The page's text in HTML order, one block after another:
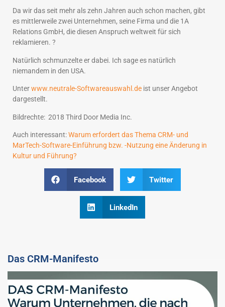
Da wir das seit mehr als zehn Jahren auch schon machen, gibt
es mittlerweile zwei Unternehmen, seine Firma und die 1A
Relations GmbH, die diesen Anspruch weltweit für sich
reklamieren. ?
Natürlich schmunzelte er dabei. Ich sage es natürlich
niemandem in den USA.
Unterwww.neutrale-Softwareauswahl.de ist unser Angebot
dargestellt.
Bildrechte: 2018 Third Door Media Inc.
Auch interessant:Warum erfordert das Thema CRM- und
MarTech-Software-Einführung bzw. -Nutzung eine Änderung in
Kultur und Führung?
Facebook Twitter
LinkedIn
Das CRM-Manifesto